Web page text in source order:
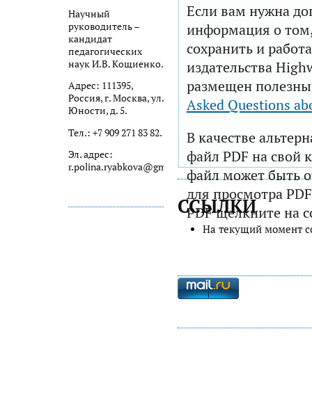
Научный
руководитель –
кандидат
педагогических
наук И.В. Кощиенко.
Адрес: 111395,
Россия, г. Москва, ул.
Юности, д. 5.
Тел.: +7 909 271 83 82.
Эл. адрес:
r.polina.ryabkova@gmail.com
Если вам нужна
информация о том,
сохранить и
издательства
размещен
Asked Questions
В качестве
файл PDF на свой
файл может быть
для просмотра
PDF щелкните на
ССЫЛКИ
На текущий момент